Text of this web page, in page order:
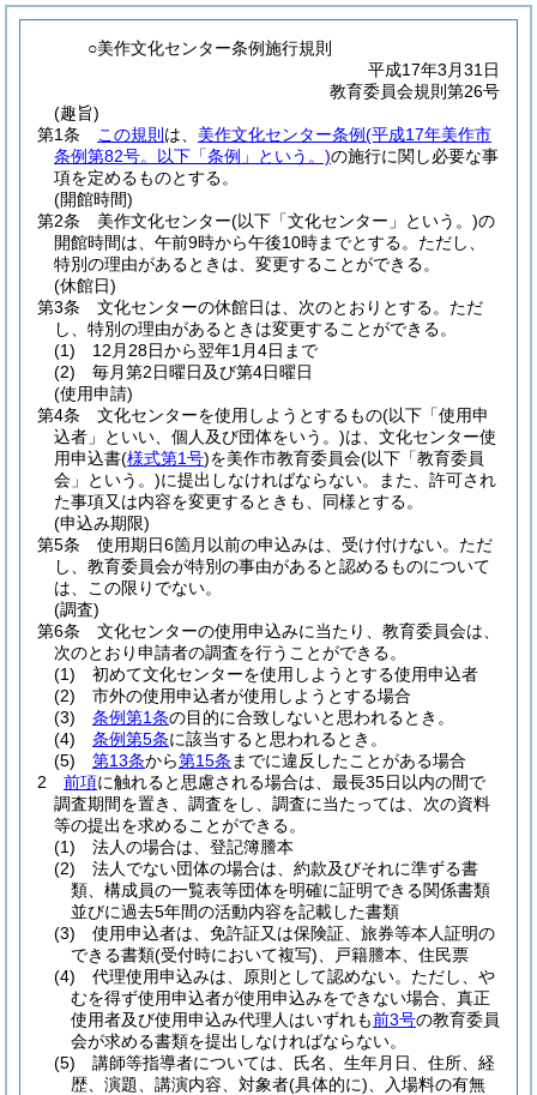
○美作文化センター条例施行規則
平成17年3月31日
教育委員会規則第26号
(趣旨)
第1条
この規則 は、 美作文化センター条例(平成17年美作市
条例第82号。以下「条例」という。)の施行に関し必要な事
項を定めるものとする。
(開館時間)
第2条
美作文化センター(以下「文化センター」という。)の
開館時間は、午前9時から午後10時までとする。 ただし、
特別の理由があるときは、変更することができる。
(休館日)
第3条
文化センターの休館日は、次のとおりとする。 ただ
し、特別の理由があるときは変更することができる。
(1)
12月28日から翌年1月4日まで
(2)
毎月第2日曜日及び第4日曜日
(使用申請)
第4条
文化センターを使用しようとするもの(以下「使用申
込者」といい、個人及び団体をいう。)は、文化センター使
用申込書(様式第1号)を美作市教育委員会(以下「教育委員
会」という。)に提出しなければならない。
また、許可され
た事項又は内容を変更するときも、同様とする。
(申込み期限)
第5条
使用期日6箇月以前の申込みは、受け付けない。 ただ
し、教育委員会が特別の事由があると認めるものについて
は、この限りでない。
(調査)
第6条
文化センターの使用申込みに当たり、教育委員会は、
次のとおり申請者の調査を行うことができる。
(1)
初めて文化センターを使用しようとする使用申込者
(2)
市外の使用申込者が使用しようとする場合
(3)
条例第1条の目的に合致しないと思われるとき。
(4)
条例第5条に該当すると思われるとき。
(5)
第13条から第15条 までに違反したことがある場合
2
前項に触れると思慮される場合は、最長35日以内の間で
調査期間を置き、調査をし、調査に当たっては、次の資料
等の提出を求めることができる。
(1)
法人の場合は、登記簿謄本
(2)
法人でない団体の場合は、約款及びそれに準ずる書
類、構成員の一覧表等団体を明確に証明できる関係書類
並びに過去5年間の活動内容を記載した書類
(3)
使用申込者は、免許証又は保険証、旅券等本人証明の
できる書類(受付時において複写) 、戸籍謄本、住民票
(4)
代理使用申込みは、原則として認めない。 ただし、や
むを得ず使用申込者が使用申込みをできない場合、真正
使用者及び使用申込み代理人はいずれも前3号の教育委員
会が求める書類を提出しなければならない。
(5)
講師等指導者については、氏名、生年月日、住所、経
歴、演題、講演内容、対象者(具体的に) 、入場料の有無